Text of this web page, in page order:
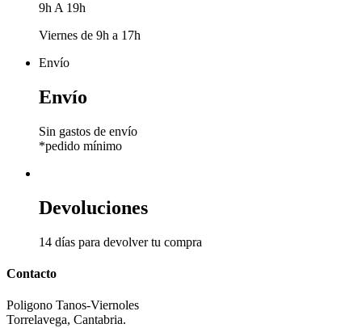
9h A 19h
Viernes de 9h a 17h
Envío
Envío
Sin gastos de envío
*pedido mínimo
Devoluciones
14 días para devolver tu compra
Contacto
Poligono Tanos-Viernoles
Torrelavega, Cantabria.